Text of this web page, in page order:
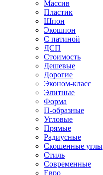
Массив
Пластик
Шпон
Экошпон
С патиной
ДСП
Стоимость
Дешевые
Дорогие
Эконом-класс
Элитные
Форма
П-образные
Угловые
Прямые
Радиусные
Скошенные углы
Стиль
Современные
Евро